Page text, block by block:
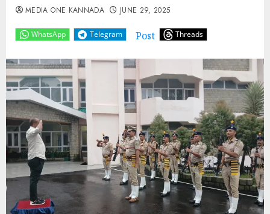
WhatsApp Telegram Post Threads
MEDIA ONE KANNADA JUNE 29, 2025